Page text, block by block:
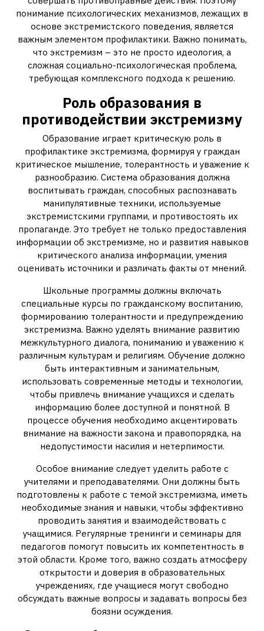
понимание психологических механизмов, лежащих в
основе экстремистского поведения, является
важным элементом профилактики. Важно понимать,
что экстремизм – это не просто идеология, а
сложная социально-психологическая проблема,
требующая комплексного подхода к решению.
Роль образования в
противодействии экстремизму
Образование играет критическую роль в
профилактике экстремизма, формируя у граждан
критическое мышление, толерантность и уважение к
разнообразию. Система образования должна
воспитывать граждан, способных распознавать
манипулятивные техники, используемые
экстремистскими группами, и противостоять их
пропаганде. Это требует не только предоставления
информации об экстремизме, но и развития навыков
критического анализа информации, умения
оценивать источники и различать факты от мнений.
Школьные программы должны включать
специальные курсы по гражданскому воспитанию,
формированию толерантности и предупреждению
экстремизма. Важно уделять внимание развитию
межкультурного диалога, пониманию и уважению к
различным культурам и религиям. Обучение должно
быть интерактивным и занимательным,
использовать современные методы и технологии,
чтобы привлечь внимание учащихся и сделать
информацию более доступной и понятной. В
процессе обучения необходимо акцентировать
внимание на важности закона и правопорядка, на
недопустимости насилия и нетерпимости.
Особое внимание следует уделить работе с
учителями и преподавателями. Они должны быть
подготовлены к работе с темой экстремизма, иметь
необходимые знания и навыки, чтобы эффективно
проводить занятия и взаимодействовать с
учащимися. Регулярные тренинги и семинары для
педагогов помогут повысить их компетентность в
этой области. Кроме того, важно создать атмосферу
открытости и доверия в образовательных
учреждениях, где учащиеся могут свободно
обсуждать важные вопросы и задавать вопросы без
боязни осуждения.